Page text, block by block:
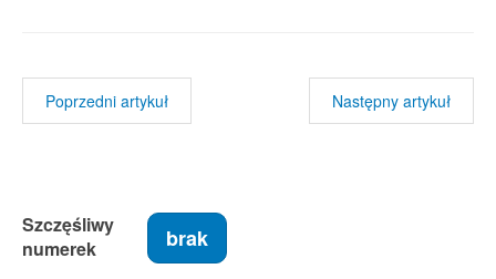
Poprzedni artykuł Następny artykuł
Szczęśliwy
numerek
brak